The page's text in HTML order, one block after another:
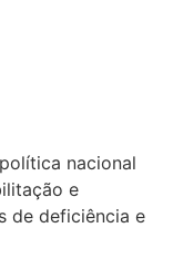
nacional
e
de deficiência e